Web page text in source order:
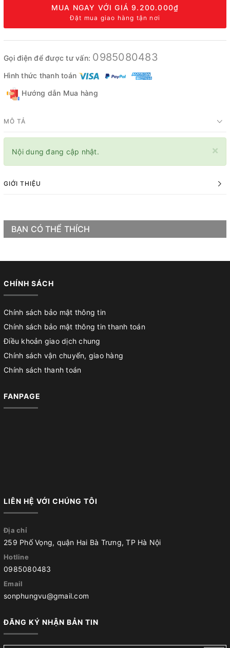
MUA NGAY VỚI GIÁ 9.200.000₫
Đặt mua giao hàng tận nơi
Gọi điện để được tư vấn: 0985080483
Hình thức thanh toán
Hướng dẫn Mua hàng
MÔ TẢ
×
Nội dung đang cập nhật.
GIỚI THIỆU
BẠN CÓ THỂ THÍCH
CHÍNH SÁCH
Chính sách bảo mật thông tin
Chính sách bảo mật thông tin thanh toán
Điều khoản giao dịch chung
Chính sách vận chuyển, giao hàng
Chính sách thanh toán
FANPAGE
LIÊN HỆ VỚI CHÚNG TÔI
Địa chỉ
259 Phố Vọng, quận Hai Bà Trưng, TP Hà Nội
Hotline
0985080483
Email
sonphungvu@gmail.com
ĐĂNG KÝ NHẬN BẢN TIN